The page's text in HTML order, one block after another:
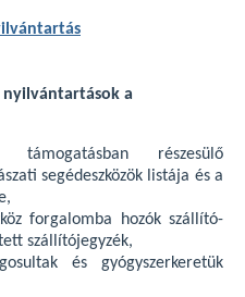
a
támogatásban részesülő
segédeszközök listája és a
forgalomba hozók szállító-
szállítójegyzék,
és gyógyszerkeretük